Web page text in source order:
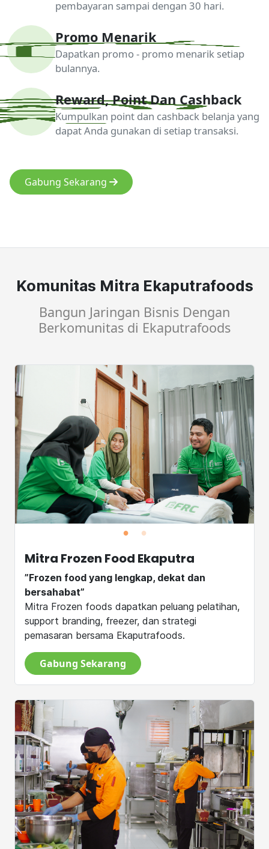
pembayaran sampai dengan 30 hari.
Promo Menarik
Dapatkan promo - promo menarik setiap
bulannya.
Reward, Point Dan Cashback
Kumpulkan point dan cashback belanja yang
dapat Anda gunakan di setiap transaksi.
Gabung Sekarang
Komunitas Mitra Ekaputrafoods
Bangun Jaringan Bisnis Dengan
Berkomunitas di Ekaputrafoods
Mitra Frozen Food Ekaputra
”Frozen food yang lengkap, dekat dan
bersahabat”
Mitra Frozen foods dapatkan peluang pelatihan,
support branding, freezer, dan strategi
pemasaran bersama Ekaputrafoods.
Gabung Sekarang